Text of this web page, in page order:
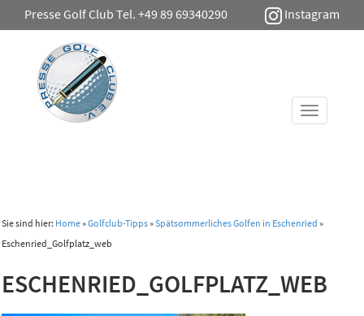
Presse Golf Club Tel. +49 89 69340290 Instagram
Toggle
Sie sind hier: Home»Golfclub-Tipps»Spätsommerliches Golfen in Eschenried »
Eschenried_Golfplatz_web
ESCHENRIED_GOLFPLATZ_WEB